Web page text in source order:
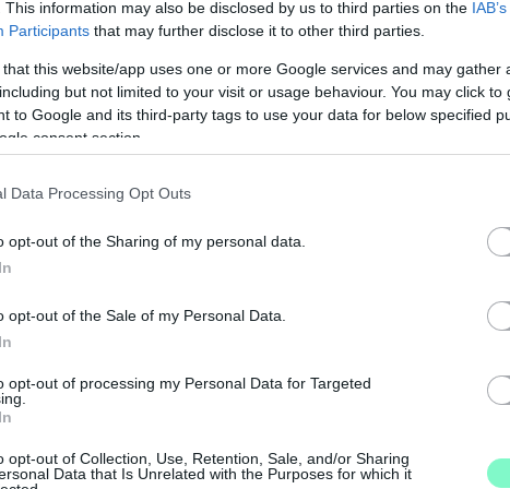
This information may also be disclosed by us to third parties on the
Participants that may further disclose it to other third parties.
that this website/app uses one or more Google services and may gather
but not limited to your visit or usage behaviour. You may click to
to Google and its third-party tags to use your data for below specified
consent section.
Data Processing Opt Outs
opt-out of the Sharing of my personal data.
opt-out of the Sale of my Personal Data.
opt-out of processing my Personal Data for Targeted
opt-out of Collection, Use, Retention, Sale, and/or Sharing
Data that Is Unrelated with the Purposes for which it
A
a